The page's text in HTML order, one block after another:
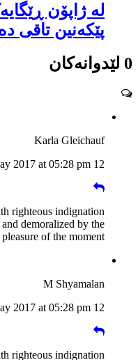
لە ژاپۆن
پێکەنین تاقی
0 لێدوانەکان
Karla Gleichauf
12 May 2017 at 05:28 pm
righteous indignation
demoralized by the
of the moment
M Shyamalan
12 May 2017 at 05:28 pm
righteous indignation